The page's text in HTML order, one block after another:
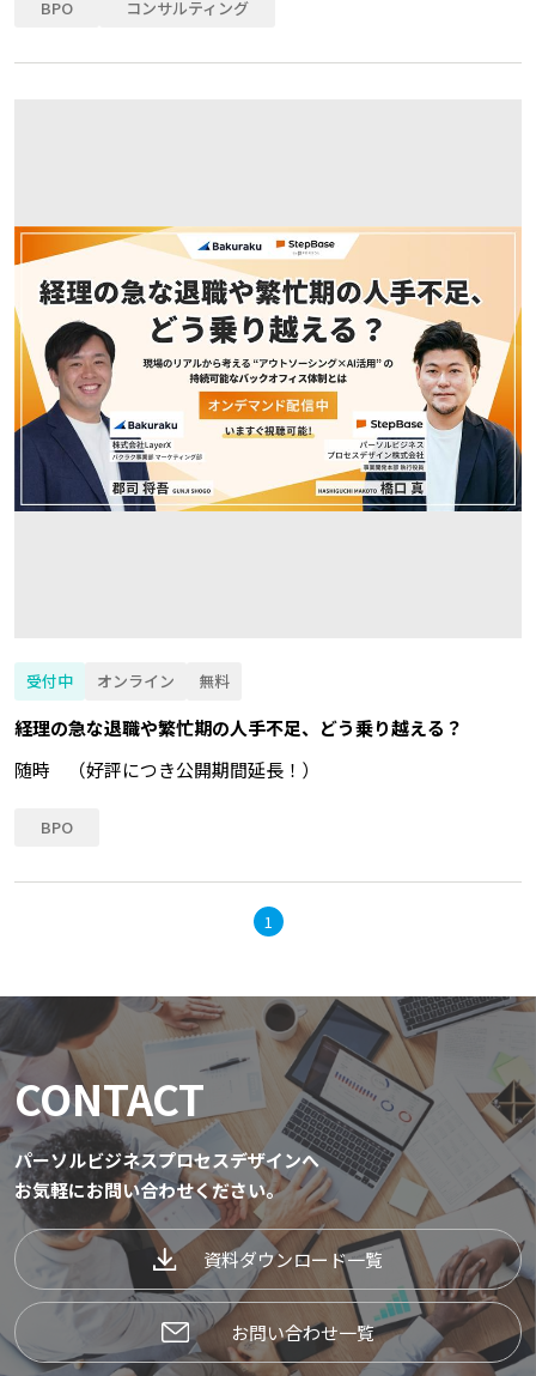
BPO コンサルティング
受付中 オンライン 無料
経理の急な退職や繁忙期の人手不足、どう乗り越える？
随時 （好評につき公開期間延長！）
BPO
1
CONTACT
パーソルビジネスプロセスデザインへ
お気軽にお問い合わせください。
資料ダウンロード一覧
お問い合わせ一覧